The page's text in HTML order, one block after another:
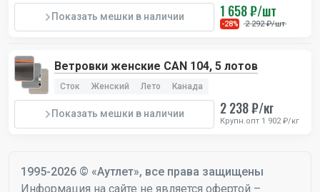
Показать мешки в наличии 1 658 ₽/шт
-28% 2 292 ₽/шт
Ветровки женские CAN 104, 5 лотов
Сток Женский Лето Канада
Показать мешки в наличии 2 238 ₽/кг
Крупн.опт 1 902 ₽/кг
1995-2026 © «Аутлет», все права защищены
Информация на сайте не является офертой –